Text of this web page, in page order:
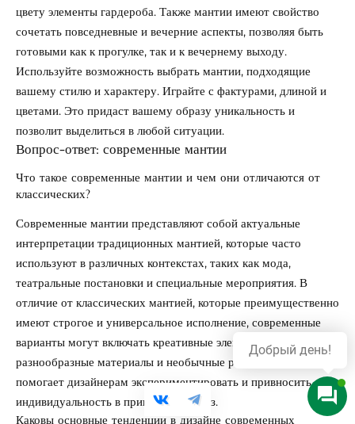
цвету элементы гардероба. Также мантии имеют свойство
сочетать повседневные и вечерние аспекты, позволяя быть
готовыми как к прогулке, так и к вечернему выходу.
Используйте возможность выбрать мантии, подходящие
вашему стилю и характеру. Играйте с фактурами, длиной и
цветами. Это придаст вашему образу уникальность и
позволит выделиться в любой ситуации.
Вопрос-ответ: современные мантии
Что такое современные мантии и чем они отличаются от
классических?
Современные мантии представляют собой актуальные
интерпретации традиционных мантией, которые часто
используют в различных контекстах, таких как мода,
театральные постановки и специальные мероприятия. В
отличие от классических мантией, которые преимущественно
имеют строгое и универсальное исполнение, современные
варианты могут включать креативные элементы,
разнообразные материалы и необычные расцветки. Это
помогает дизайнерам экспериментировать и привносить
индивидуальность в привычный образ.
Каковы основные тенденции в дизайне современных
Добрый день!